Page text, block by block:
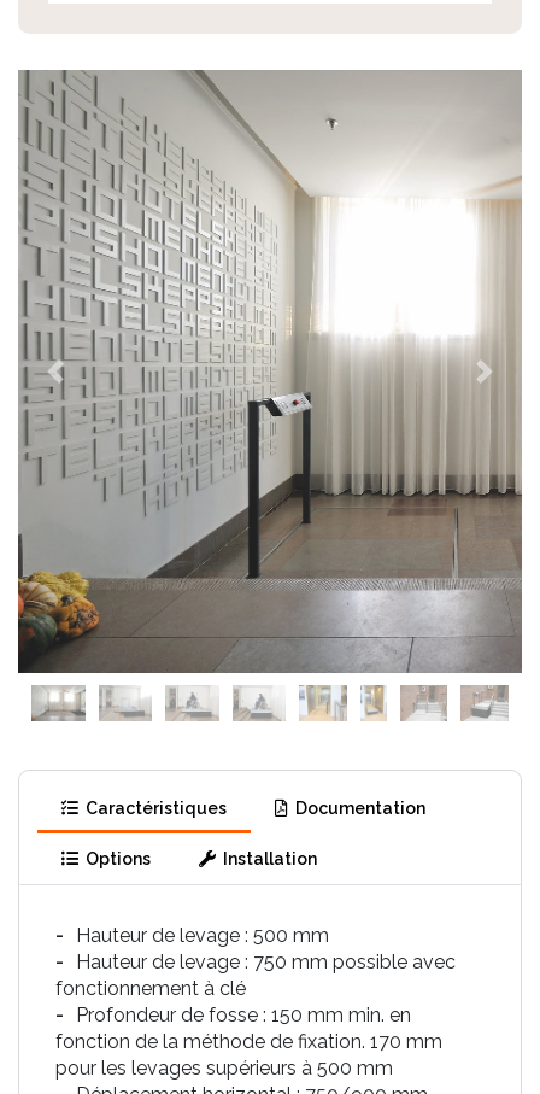
Previous Next
Caractéristiques Documentation
Options Installation
Hauteur de levage : 500 mm
Hauteur de levage : 750 mm possible avec
fonctionnement à clé
Profondeur de fosse : 150 mm min. en
fonction de la méthode de fixation. 170 mm
pour les levages supérieurs à 500 mm